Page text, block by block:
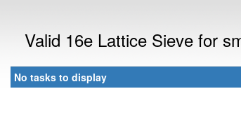
Valid 16e Lattice Sieve for
No tasks to display